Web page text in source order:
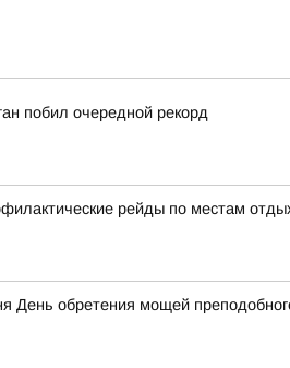
побил очередной рекорд
рейды по местам
День обретения мощей